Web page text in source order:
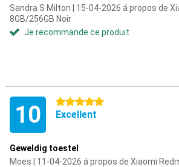
Sandra S Milton | 15-04-2026 á propos de
8GB/256GB Noir
Je recommande ce produit
10 5 étoiles
Excellent
Geweldig toestel
Moes | 11-04-2026 á propos de Xiaomi